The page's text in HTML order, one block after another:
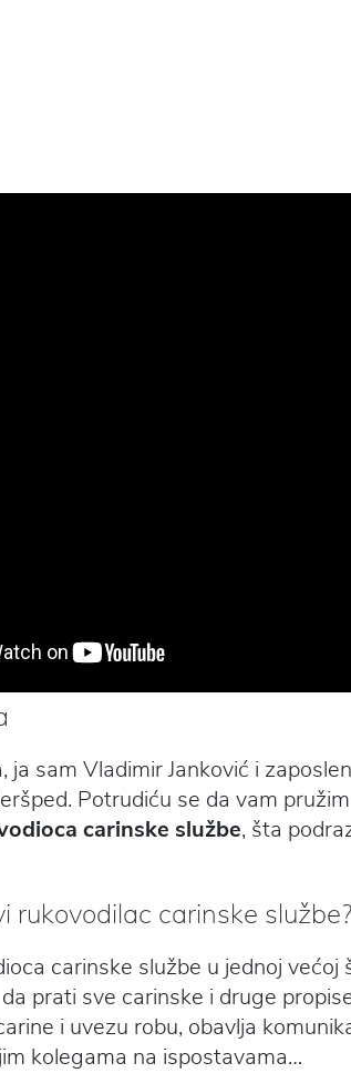
ja sam Vladimir Janković i
Potrudiću se da vam
carinske službe, šta
rukovodilac carinske službe?
carinske službe u jednoj
prati sve carinske i druge
i uvezu robu, obavlja
kolegama na ispostavama…